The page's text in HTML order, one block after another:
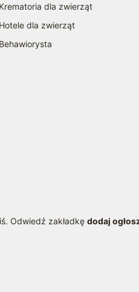
Krematoria dla zwierząt
Hotele dla zwierząt
Behawiorysta
Odwiedź zakładkę dodaj